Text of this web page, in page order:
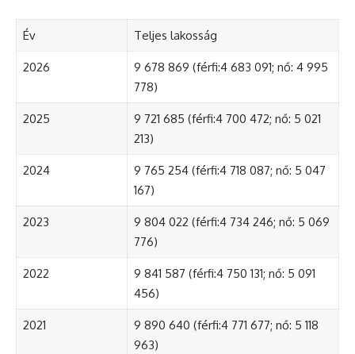
Év Teljes lakosság
2026
9 678 869 (férfi:4 683 091; nő: 4 995
778)
2025
9 721 685 (férfi:4 700 472; nő: 5 021
213)
2024
9 765 254 (férfi:4 718 087; nő: 5 047
167)
2023
9 804 022 (férfi:4 734 246; nő: 5 069
776)
2022
9 841 587 (férfi:4 750 131; nő: 5 091
456)
2021
9 890 640 (férfi:4 771 677; nő: 5 118
963)